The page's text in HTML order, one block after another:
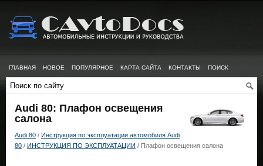
ГЛАВНАЯ НОВОЕ ПОПУЛЯРНОЕ КАРТА САЙТА КОНТАКТЫ ПОИСК
Audi 80: Плафон освещения
салона
Audi 80 / Инструкция по эксплуатации автомобиля Audi
80 / ИНСТРУКЦИЯ ПО ЭКСПЛУАТАЦИИ / Плафон освещения салона